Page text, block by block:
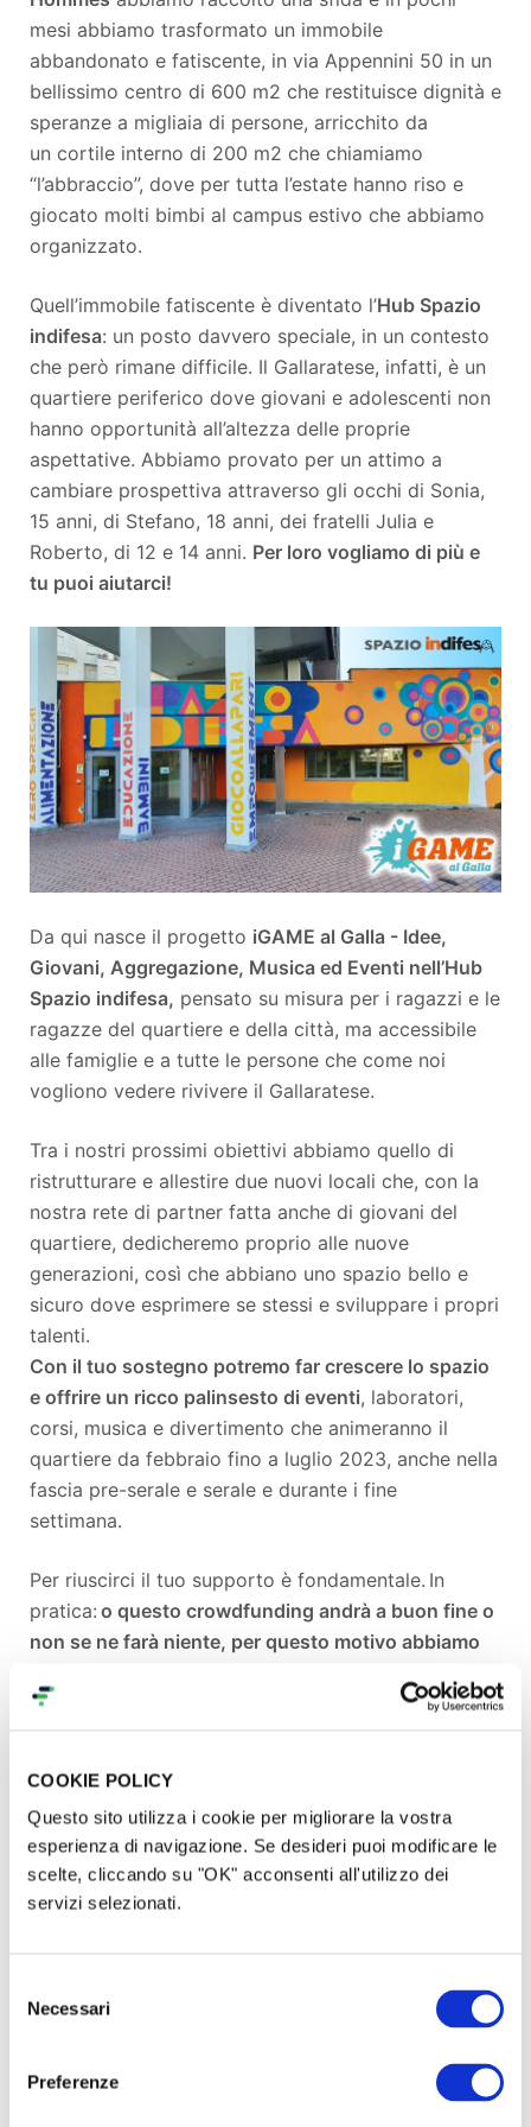
COOKIE POLICY
Questo sito utilizza i cookie per migliorare la vostra
esperienza di navigazione. Se desideri puoi modificare le
scelte, cliccando su "OK" acconsenti all'utilizzo dei
servizi selezionati.
delNecessari
Preferenze
mesi abbiamo trasformato un immobile
abbandonato e fatiscente, in via Appennini 50 in un
bellissimo centro di 600 m2 che restituisce dignità e
speranze a migliaia di persone, arricchito da
un cortile interno di 200 m2 che chiamiamo
“l’abbraccio”, dove per tutta l’estate hanno riso e
giocato molti bimbi al campus estivo che abbiamo
organizzato.
Quell’immobile fatiscente è diventato l’Hub Spazio
indifesa: un posto davvero speciale, in un contesto
che però rimane difficile. Il Gallaratese, infatti, è un
quartiere periferico dove giovani e adolescenti non
hanno opportunità all’altezza delle proprie
aspettative. Abbiamo provato per un attimo a
cambiare prospettiva attraverso gli occhi di Sonia,
15 anni, di Stefano, 18 anni, dei fratelli Julia e
Roberto, di 12 e 14 anni. Per loro vogliamo di più e
tu puoi aiutarci!
Da qui nasce il progetto iGAME al Galla - Idee,
Giovani, Aggregazione, Musica ed Eventi nell’Hub
Spazio indifesa, pensato su misura per i ragazzi e le
ragazze del quartiere e della città, ma accessibile
alle famiglie e a tutte le persone che come noi
vogliono vedere rivivere il Gallaratese.
Tra i nostri prossimi obiettivi abbiamo quello di
ristrutturare e allestire due nuovi locali che, con la
nostra rete di partner fatta anche di giovani del
quartiere, dedicheremo proprio alle nuove
generazioni, così che abbiano uno spazio bello e
sicuro dove esprimere se stessi e sviluppare i propri
talenti.
Con il tuo sostegno potremo far crescere lo spazio
e offrire un ricco palinsesto di eventi, laboratori,
corsi, musica e divertimento che animeranno il
quartiere da febbraio fino a luglio 2023, anche nella
fascia pre-serale e serale e durante i fine
settimana.
Per riuscirci il tuo supporto è fondamentale. In
pratica: o questo crowdfunding andrà a buon fine o
non se ne farà niente, per questo motivo abbiamo
32.000 euro e sbloccare il finanziamento del